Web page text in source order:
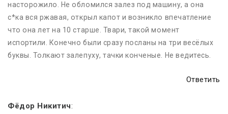
насторожило. Не обломился залез под машину, а она
с*ка вся ржавая, открыл капот и возникло впечатление
что она лет на 10 старше. Твари, такой момент
испортили. Конечно были сразу посланы на три весёлых
буквы. Толкают залепуху, тачки конченые. Не ведитесь.
Ответить
Фёдор Никитич: